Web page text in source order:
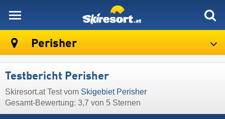
Perisher
Testbericht Perisher
Skiresort.at Test vom Skigebiet Perisher
Gesamt-Bewertung: 3,7 von 5 Sternen